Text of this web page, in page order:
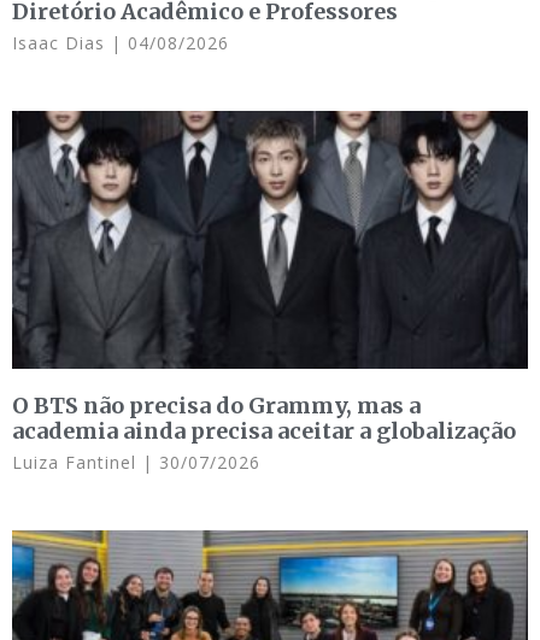
Diretório Acadêmico e Professores
Isaac Dias 04/08/2026
O BTS não precisa do Grammy, mas a
academia ainda precisa aceitar a globalização
Luiza Fantinel 30/07/2026